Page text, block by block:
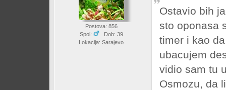
Postova: 856
Spol:
Dob: 39
Lokacija: Sarajevo
Ostavio bih
sto oponasa
timer i kao
ubacujem
vidio sam tu
Osmozu, da